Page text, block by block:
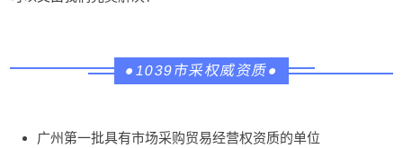
●1039市采权威资质●
广州第一批具有市场采购贸易经营权资质的单位